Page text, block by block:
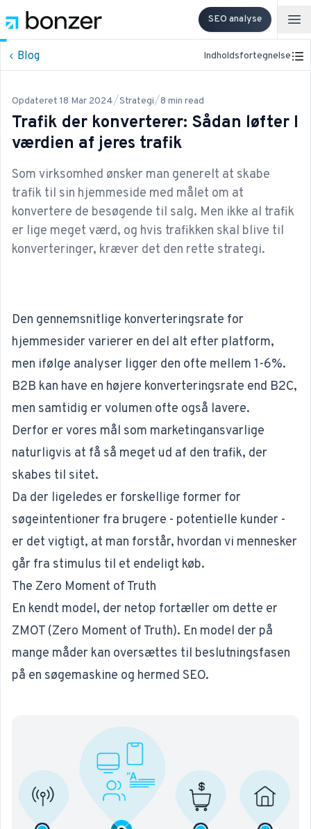
SEO analyse
Blog Indholdsfortegnelse
Opdateret 18 Mar 2024/Strategi/8 min read
Trafik der konverterer: Sådan løfter I
værdien af jeres trafik
Som virksomhed ønsker man generelt at skabe
trafik til sin hjemmeside med målet om at
konvertere de besøgende til salg. Men ikke al trafik
er lige meget værd, og hvis trafikken skal blive til
konverteringer, kræver det den rette strategi.
Den gennemsnitlige konverteringsrate for
hjemmesider varierer en del alt efter platform,
men ifølge analyser ligger den ofte mellem 1-6%.
B2B kan have en højere konverteringsrate end B2C,
men samtidig er volumen ofte også lavere.
Derfor er vores mål som marketingansvarlige
naturligvis at få så meget ud af den trafik, der
skabes til sitet.
Da der ligeledes er forskellige former for
søgeintentioner fra brugere - potentielle kunder -
er det vigtigt, at man forstår, hvordan vi mennesker
går fra stimulus til et endeligt køb.
The Zero Moment of Truth
En kendt model, der netop fortæller om dette er
ZMOT (Zero Moment of Truth). En model der på
mange måder kan oversættes til beslutningsfasen
på en søgemaskine og hermed SEO.